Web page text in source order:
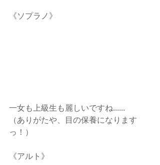
《ソプラノ》
一女も上級生も麗しいですね......
（ありがたや、目の保養になります
っ！）
《アルト》